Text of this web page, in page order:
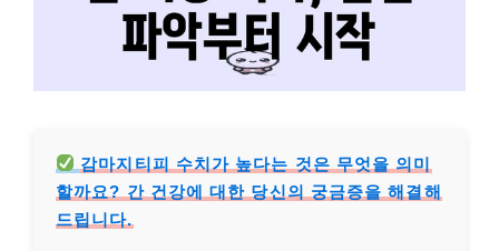
감마지티피 수치가 높다는 것은 무엇을 의미
할까요? 간 건강에 대한 당신의 궁금증을 해결해
드립니다.